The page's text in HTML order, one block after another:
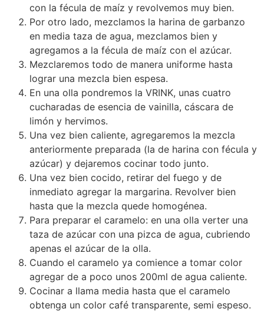
con la fécula de maíz y revolvemos muy bien.
Por otro lado, mezclamos la harina de garbanzo
en media taza de agua, mezclamos bien y
agregamos a la fécula de maíz con el azúcar.
Mezclaremos todo de manera uniforme hasta
lograr una mezcla bien espesa.
En una olla pondremos la VRINK, unas cuatro
cucharadas de esencia de vainilla, cáscara de
limón y hervimos.
Una vez bien caliente, agregaremos la mezcla
anteriormente preparada (la de harina con fécula y
azúcar) y dejaremos cocinar todo junto.
Una vez bien cocido, retirar del fuego y de
inmediato agregar la margarina. Revolver bien
hasta que la mezcla quede homogénea.
Para preparar el caramelo: en una olla verter una
taza de azúcar con una pizca de agua, cubriendo
apenas el azúcar de la olla.
Cuando el caramelo ya comience a tomar color
agregar de a poco unos 200ml de agua caliente.
Cocinar a llama media hasta que el caramelo
obtenga un color café transparente, semi espeso.